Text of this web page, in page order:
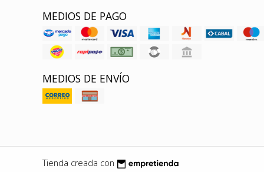
MEDIOS DE PAGO
MEDIOS DE ENVÍO
Tienda creada con